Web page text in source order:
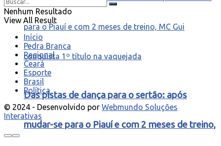
Das pistas de dança para o sertão: após
mudar-se para o Piauí e com 2 meses de treino,
Nenhum Resultado
View All Result
Início
Pedra Branca
Regional
Ceará
Esporte
Brasil
Política
© 2024 - Desenvolvido por Webmundo Soluções
Interativas